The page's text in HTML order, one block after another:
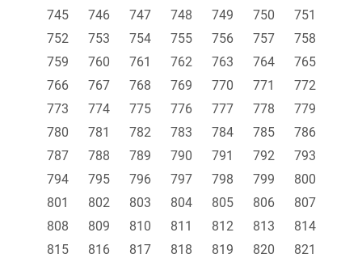
745
746 747 748 749 750
751
752
753 754 755 756 757
758
759
760 761 762 763 764
765
766
767 768 769 770 771
772
773
774 775 776 777 778
779
780
781 782 783 784 785
786
787
788 789 790 791 792
793
794
795 796 797 798 799
800
801
802 803 804 805 806
807
808
809 810 811 812 813
814
815
816 817 818 819 820
821